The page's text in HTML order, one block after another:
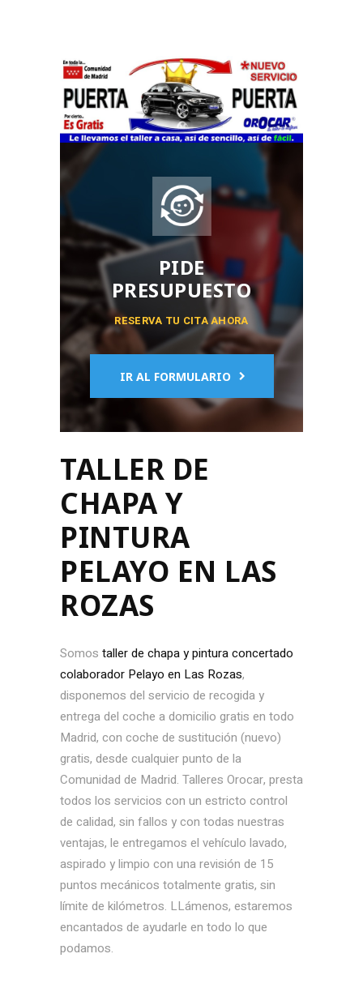
PIDE
PRESUPUESTO
RESERVA TU CITA AHORA
IR AL FORMULARIO
TALLER DE
CHAPA Y
PINTURA
PELAYO EN LAS
ROZAS
Somos taller de chapa y pintura concertado
colaborador Pelayo en Las Rozas,
disponemos del servicio de recogida y
entrega del coche a domicilio gratis en todo
Madrid, con coche de sustitución (nuevo)
gratis, desde cualquier punto de la
Comunidad de Madrid. Talleres Orocar, presta
todos los servicios con un estricto control
de calidad, sin fallos y con todas nuestras
ventajas, le entregamos el vehículo lavado,
aspirado y limpio con una revisión de 15
puntos mecánicos totalmente gratis, sin
límite de kilómetros. LLámenos, estaremos
encantados de ayudarle en todo lo que
podamos.